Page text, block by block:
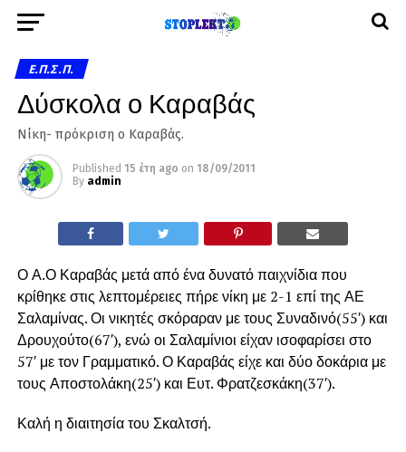
Ε.Π.Σ.Π.
Δύσκολα ο Καραβάς
Νίκη- πρόκριση ο Καραβάς.
Published 15 έτη ago on 18/09/2011
By admin
Ο Α.Ο Καραβάς μετά από ένα δυνατό παιχνίδια που
κρίθηκε στις λεπτομέρειες πήρε νίκη με 2-1 επί της ΑΕ
Σαλαμίνας. Οι νικητές σκόραραν με τους Συναδινό(55′) και
Δρουχούτο(67′), ενώ οι Σαλαμίνιοι είχαν ισοφαρίσει στο
57′ με τον Γραμματικό. Ο Καραβάς είχε και δύο δοκάρια με
τους Αποστολάκη(25′) και Ευτ. Φρατζεσκάκη(37′).
Καλή η διαιτησία του Σκαλτσή.